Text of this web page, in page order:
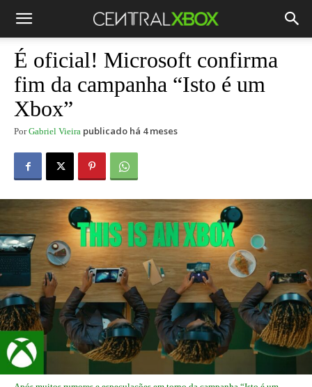
É oficial! Microsoft confirma
fim da campanha “Isto é um
Xbox”
Por Gabriel Vieira publicado há 4 meses